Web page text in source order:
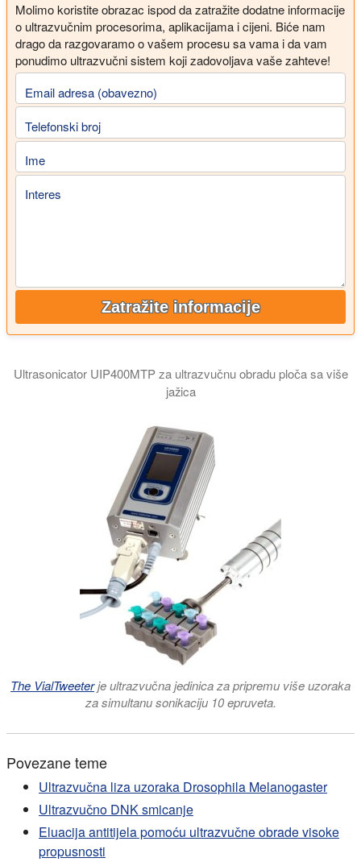
Molimo koristite obrazac ispod da zatražite dodatne informacije
o ultrazvučnim procesorima, aplikacijama i cijeni. Biće nam
drago da razgovaramo o vašem procesu sa vama i da vam
ponudimo ultrazvučni sistem koji zadovoljava vaše zahteve!
Email adresa (obavezno)
Telefonski broj
Ime
Interes
Zatražite informacije
Ultrasonicator UIP400MTP za ultrazvučnu obradu ploča sa više
jažica
The VialTweeterje ultrazvučna jedinica za pripremu više uzoraka
za simultanu sonikaciju 10 epruveta.
Povezane teme
Ultrazvučna liza uzoraka Drosophila Melanogaster
Ultrazvučno DNK smicanje
Eluacija antitijela pomoću ultrazvučne obrade visoke
propusnosti